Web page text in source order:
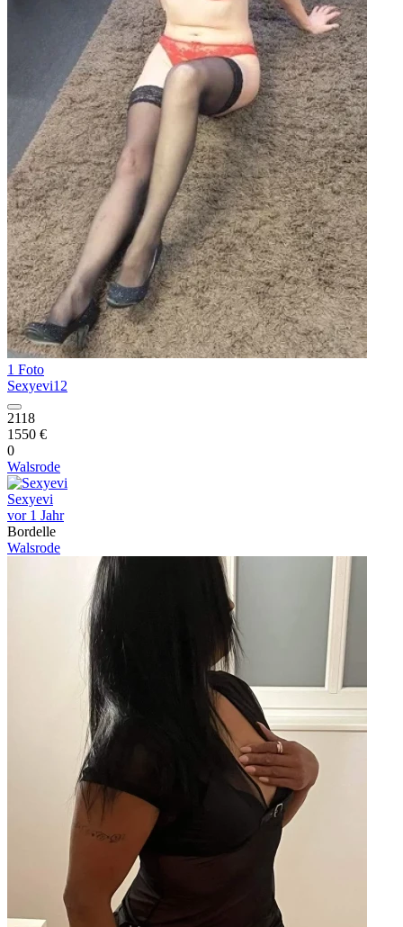
1 Foto
Sexyevi12
2118
1550 €
0
Walsrode
Sexyevi
vor 1 Jahr
Bordelle
Walsrode